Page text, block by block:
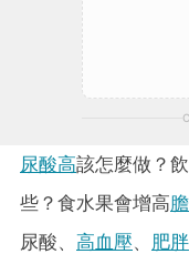
尿酸高該怎麼做？
些？食水果會增高
尿酸、 高血壓、 肥胖